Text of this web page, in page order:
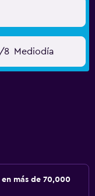
8 Mediodía
más de 70,000